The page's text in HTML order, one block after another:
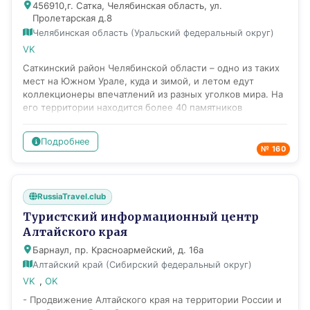
морских прогулок по Кронштадтскому рейду с
посещением фортов. Центр осуществляет бесплатное
информационное обслуживание туристов и жителей
города, а также проводит бесплатные лекции и
456910,г. Сатка, Челябинская область, ул.
Пролетарская д.8
Челябинская область (Уральский федеральный округ)
VK
Саткинский район Челябинской области – одно из таких
мест на Южном Урале, куда и зимой, и летом едут
коллекционеры впечатлений из разных уголков мира. На
его территории находится более 40 памятников
Познакомиться с достопримечательностями горного
Урала и сделать свой выбор вам поможет Центр туризма
«генератор» идей. Одна из задач Центра – поиск новых
направлений работы в сфере туризма. Специалисты
Центра готовы предложить гостям города Сатки самые
яркие, незабываемые событийные мероприятия, а так же
познакомить с культурно-познавательными,
экологическими, промышленными, экстремальными
турами. Основная цель Центра туризма и гостеприимства
области на внутреннем и мировом рынках услуг,
Подробнее
№ 160
RussiaTravel.club
Туристский информационный центр
Алтайского края
Барнаул, пр. Красноармейский, д. 16а
Алтайский край (Сибирский федеральный округ)
VK , OK
- Продвижение Алтайского края на территории России и